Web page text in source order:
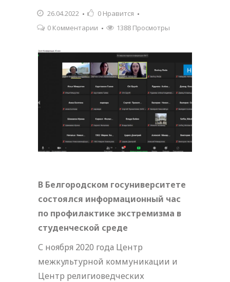
26.04.2022 0 Нравится
0 Комментарии
1388 Просмотры
В Белгородском госуниверситете
состоялся информационный час
по профилактике экстремизма в
студенческой среде
С ноября 2020 года Центр
межкультурной коммуникации и
Центр религиоведческих